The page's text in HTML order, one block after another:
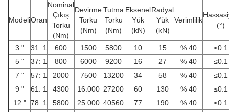
ModeliOran
Nominal
Çıkış
Torku
(Nm)
Devirme
Torku
(Nm)
Tutma
Torku
(Nm)
Eksenel
Yük
(kN)
Radyal
Yük
(kN)
Verimlilik
(°)
3 " 31: 1 600 1500 5800 10 15 % 40
≤0.1
5 "
37: 1 800 6000 9200 16 27 % 40
≤0.1
7 "
57: 1 2000 7500 13200 34 58 % 40
≤0.1
9 "
61: 1 4300 16.000 27200 60 130 % 40
≤0.1
12 " 78: 1 5800 25.000 40560 77 190 % 40
≤0.1